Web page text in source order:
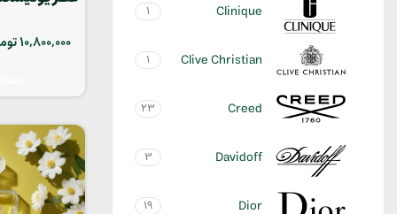
Clinique
1
Clive Christian
1
Creed
23
Davidoff
3
Dior
19
10,800,000